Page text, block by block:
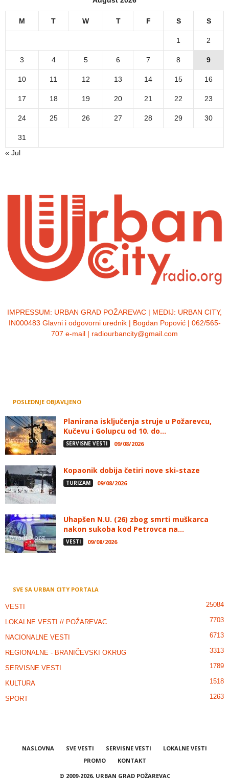
M T W T F S S
1 2
3 4 5 6 7 8 9
10 11 12 13 14 15 16
17 18 19 20 21 22 23
24 25 26 27 28 29 30
31
« Jul
IMPRESSUM: URBAN GRAD POŽAREVAC | MEDIJ: URBAN CITY,
IN000483 Glavni i odgovorni urednik | Bogdan Popović | 062/565-
707 e-mail | radiourbancity@gmail.com
POSLEDNJE OBJAVLJENO
Planirana isključenja struje u Požarevcu,
Kučevu i Golupcu od 10. do...
SERVISNE VESTI 09/08/2026
Kopaonik dobija četiri nove ski-staze
TURIZAM 09/08/2026
Uhapšen N.U. (26) zbog smrti muškarca
nakon sukoba kod Petrovca na...
VESTI 09/08/2026
SVE SA URBAN CITY PORTALA
VESTI 25084
LOKALNE VESTI // POŽAREVAC 7703
NACIONALNE VESTI 6713
REGIONALNE - BRANIČEVSKI OKRUG 3313
SERVISNE VESTI 1789
KULTURA 1518
SPORT 1263
NASLOVNA SVE VESTI SERVISNE VESTI
LOKALNE VESTI
PROMO
KONTAKT
© 2009-2026, URBAN GRAD POŽAREVAC